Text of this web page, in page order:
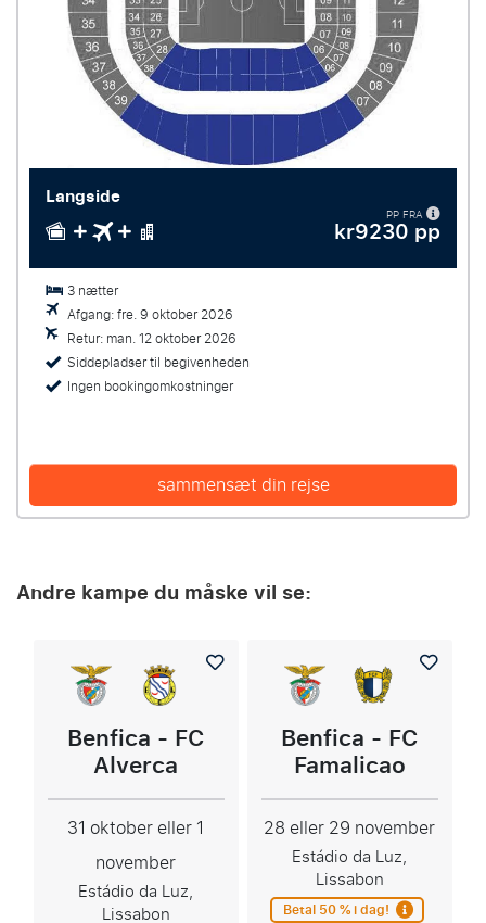
3 nætter
Afgang: fre. 9 oktober 2026
Retur: man. 12 oktober 2026
Siddepladser til begivenheden
Ingen bookingomkostninger
Langside
PP FRA
kr9230 pp
sammensæt din rejse
Andre kampe du måske vil se:
Benfica - FC
Alverca
31 oktober eller 1
november
Estádio da Luz,
Lissabon
Benfica - FC
Famalicao
28 eller 29 november
Estádio da Luz,
Lissabon
Betal 50 % i dag!